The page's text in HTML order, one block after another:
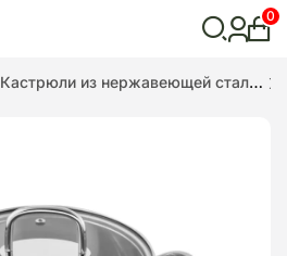
пошук
0
Кастрюли из нержавеющей стали